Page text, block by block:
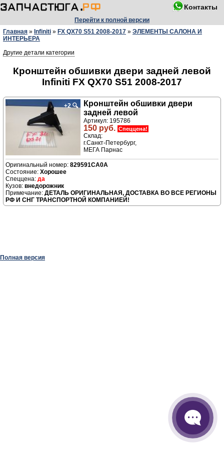
Контакты
Перейти к полной версии
Главная » Infiniti » FX QX70 S51 2008-2017 » ЭЛЕМЕНТЫ САЛОНА И
ИНТЕРЬЕРА
Другие детали категории
Кронштейн обшивки двери задней левой
Infiniti FX QX70 S51 2008-2017
+2🔍
Кронштейн обшивки двери
задней левой
Артикул: 195786
150 руб. Спеццена!
Склад:
г.Санкт-Петербург,
МЕГА Парнас
829591CA0A
Хорошее
да
внедорожник
ДЕТАЛЬ ОРИГИНАЛЬНАЯ, ДОСТАВКА ВО ВСЕ РЕГИОНЫ
РФ И СНГ ТРАНСПОРТНОЙ КОМПАНИЕЙ!
Полная версия